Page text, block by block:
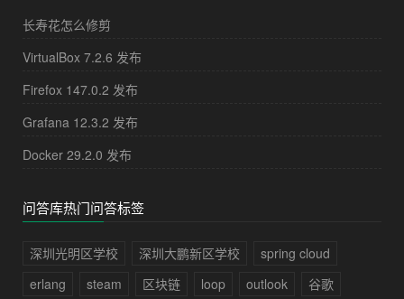
长寿花怎么修剪
VirtualBox 7.2.6 发布
Firefox 147.0.2 发布
Grafana 12.3.2 发布
Docker 29.2.0 发布
问答库热门问答标签
深圳光明区学校 深圳大鹏新区学校
spring cloud
erlang
steam 区块链 loop outlook 谷歌